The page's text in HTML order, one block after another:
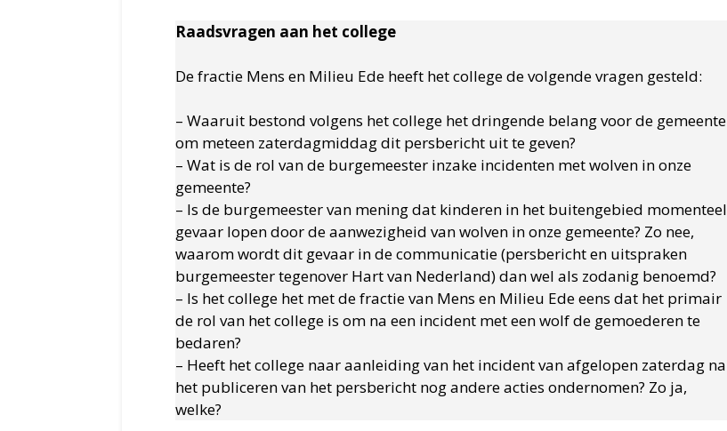
Raadsvragen aan het college
De fractie Mens en Milieu Ede heeft het college de volgende vragen gesteld:
– Waaruit bestond volgens het college het dringende belang voor de gemeente
om meteen zaterdagmiddag dit persbericht uit te geven?
– Wat is de rol van de burgemeester inzake incidenten met wolven in onze
gemeente?
– Is de burgemeester van mening dat kinderen in het buitengebied momenteel
gevaar lopen door de aanwezigheid van wolven in onze gemeente? Zo nee,
waarom wordt dit gevaar in de communicatie (persbericht en uitspraken
burgemeester tegenover Hart van Nederland) dan wel als zodanig benoemd?
– Is het college het met de fractie van Mens en Milieu Ede eens dat het primair
de rol van het college is om na een incident met een wolf de gemoederen te
bedaren?
– Heeft het college naar aanleiding van het incident van afgelopen zaterdag na
het publiceren van het persbericht nog andere acties ondernomen? Zo ja,
welke?